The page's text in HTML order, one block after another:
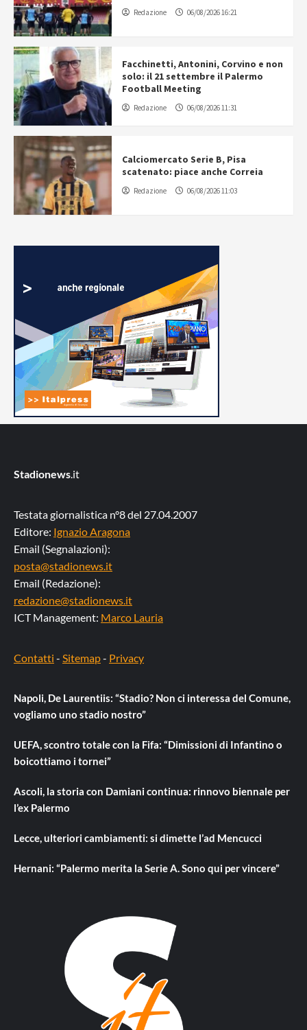
Redazione 06/08/2026 16:21
Facchinetti, Antonini, Corvino e non
solo: il 21 settembre il Palermo
Football Meeting
Redazione 06/08/2026 11:31
Calciomercato Serie B, Pisa
scatenato: piace anche Correia
Redazione 06/08/2026 11:03
Stadionews.it
Testata giornalistica n°8 del 27.04.2007
Editore: Ignazio Aragona
Email (Segnalazioni):
posta@stadionews.it
Email (Redazione):
redazione@stadionews.it
ICT Management: Marco Lauria
Contatti - Sitemap- Privacy
Napoli, De Laurentiis: “Stadio? Non ci interessa del Comune,
vogliamo uno stadio nostro”
UEFA, scontro totale con la Fifa: “Dimissioni di Infantino o
boicottiamo i tornei”
Ascoli, la storia con Damiani continua: rinnovo biennale per
l’ex Palermo
Lecce, ulteriori cambiamenti: si dimette l’ad Mencucci
Hernani: “Palermo merita la Serie A. Sono qui per vincere”